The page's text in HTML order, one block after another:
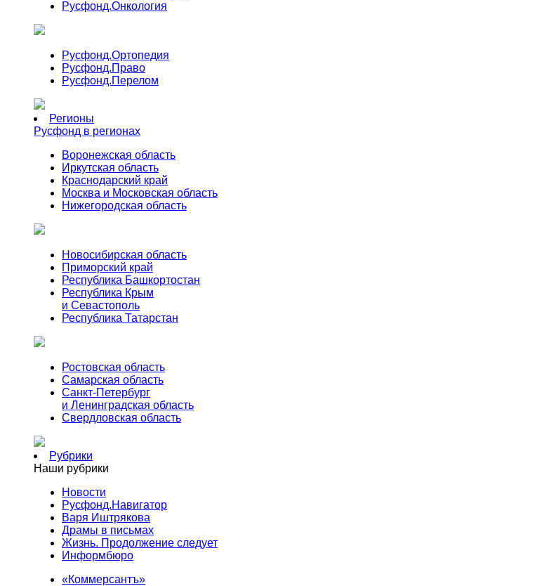
Русфонд.Онкология
Русфонд.Ортопедия
Русфонд.Право
Русфонд.Перелом
Регионы
Русфонд в регионах
Воронежская область
Иркутская область
Краснодарский край
Москва и Московская область
Нижегородская область
Новосибирская область
Приморский край
Республика Башкортостан
Республика Крым
и Севастополь
Республика Татарстан
Ростовская область
Самарская область
Санкт-Петербург
и Ленинградская область
Свердловская область
Рубрики
Наши рубрики
Новости
Русфонд.Навигатор
Варя Иштрякова
Драмы в письмах
Жизнь. Продолжение следует
Информбюро
«Коммерсантъ»